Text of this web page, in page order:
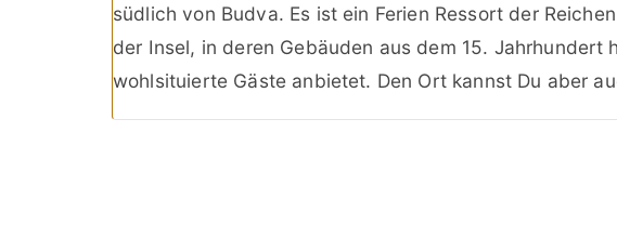
südlich von Budva. Es ist ein Ferien Ressort der
der Insel, in deren Gebäuden aus dem 15. Jahrhundert
wohlsituierte Gäste anbietet. Den Ort kannst Du aber